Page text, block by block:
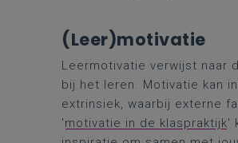
(Leer)motivatie
Leermotivatie verwijst naar
bij het leren. Motivatie kan
extrinsiek, waarbij externe
'motivatie in de klaspraktijk'